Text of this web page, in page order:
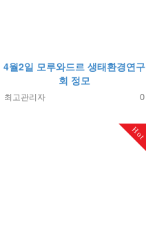
4월2일 모루와드르 생태환경연구
회 정모
최고관리자 0
Hot